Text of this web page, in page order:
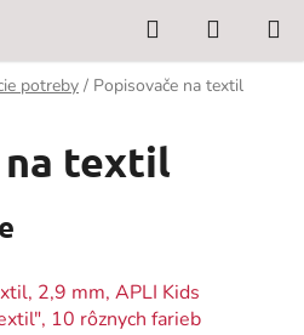
Hľadať
KOŠÍK
potreby / Popisovače na textil
na textil
2,9 mm, APLI Kids
10 rôznych farieb